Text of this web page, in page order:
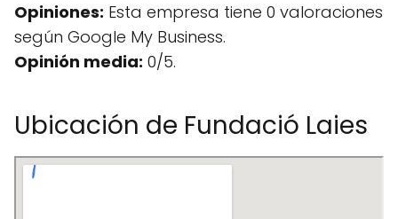
Opiniones: Esta empresa tiene 0 valoraciones
según Google My Business.
Opinión media: 0/5.
Ubicación de Fundació Laies